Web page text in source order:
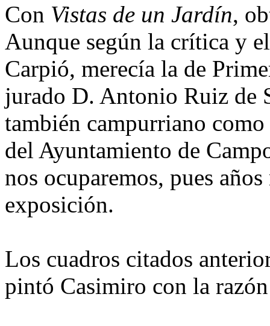
Con Vistas de un Jardín,
Aunque según la crítica y
Carpió, merecía la de
jurado D. Antonio Ruiz de
también campurriano
del Ayuntamiento de
nos ocuparemos, pues
exposición.
Los cuadros citados
pintó Casimiro con la